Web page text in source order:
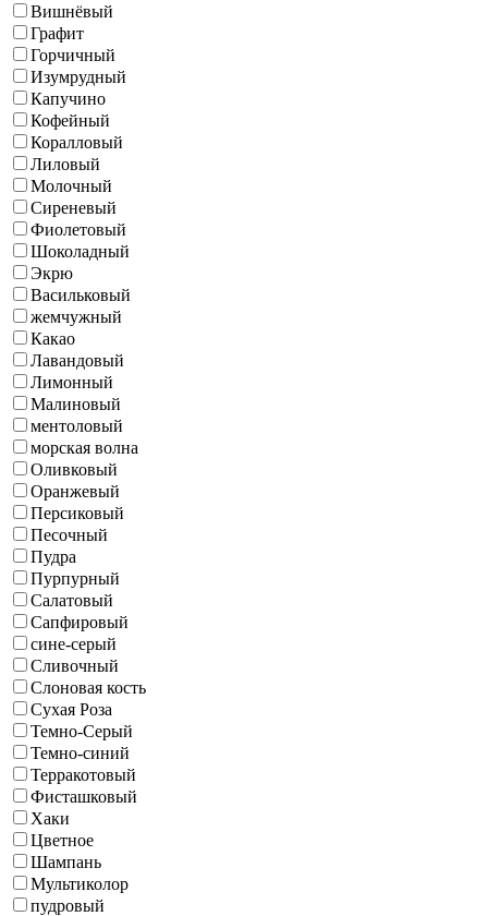
Вишнёвый
Графит
Горчичный
Изумрудный
Капучино
Кофейный
Коралловый
Лиловый
Молочный
Сиреневый
Фиолетовый
Шоколадный
Экрю
Васильковый
жемчужный
Какао
Лавандовый
Лимонный
Малиновый
ментоловый
морская волна
Оливковый
Оранжевый
Персиковый
Песочный
Пудра
Пурпурный
Салатовый
Сапфировый
сине-серый
Сливочный
Слоновая кость
Сухая Роза
Темно-Серый
Темно-синий
Терракотовый
Фисташковый
Хаки
Цветное
Шампань
Мультиколор
пудровый